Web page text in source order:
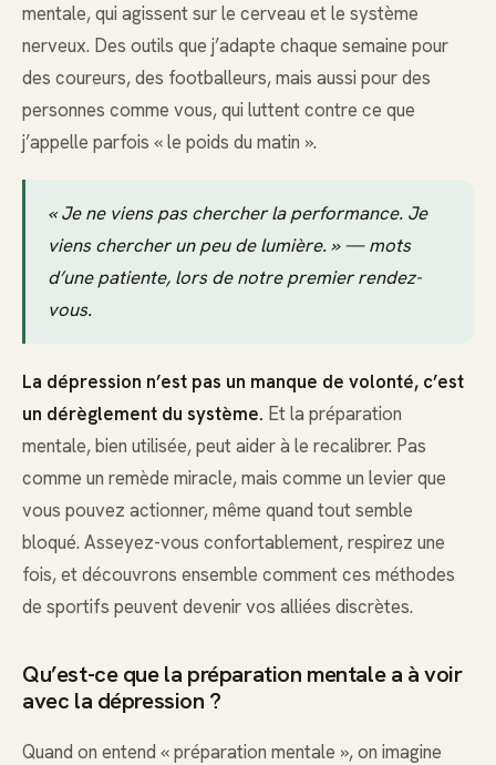
mentale, qui agissent sur le cerveau et le système
nerveux. Des outils que j’adapte chaque semaine pour
des coureurs, des footballeurs, mais aussi pour des
personnes comme vous, qui luttent contre ce que
j’appelle parfois « le poids du matin ».
« Je ne viens pas chercher la performance. Je
viens chercher un peu de lumière. » — mots
d’une patiente, lors de notre premier rendez-
vous.
La dépression n’est pas un manque de volonté, c’est
un dérèglement du système. Et la préparation
mentale, bien utilisée, peut aider à le recalibrer. Pas
comme un remède miracle, mais comme un levier que
vous pouvez actionner, même quand tout semble
bloqué. Asseyez-vous confortablement, respirez une
fois, et découvrons ensemble comment ces méthodes
de sportifs peuvent devenir vos alliées discrètes.
Qu’est-ce que la préparation mentale a à voir
avec la dépression ?
Quand on entend « préparation mentale », on imagine